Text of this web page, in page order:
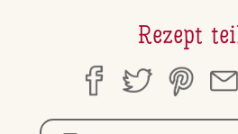
Rezept